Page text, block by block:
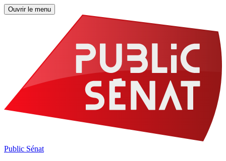
Ouvrir le menu
Public Sénat